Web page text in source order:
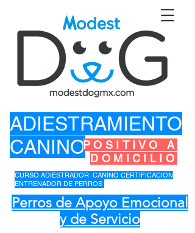
ADIESTRAMIENTO
CANINOPOSITIVO A
DOMICILIO
Perros de Apoyo Emocional
y de Servicio
CURSO ADIESTRADOR CANINO CERTIFICACION
ENTRENADOR DE PERROS